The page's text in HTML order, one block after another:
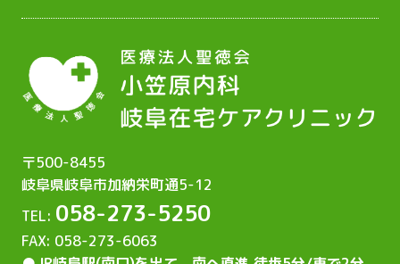
〒500-8455
岐阜県岐阜市加納栄町通5-12
TEL: 058-273-5250
FAX: 058-273-6063